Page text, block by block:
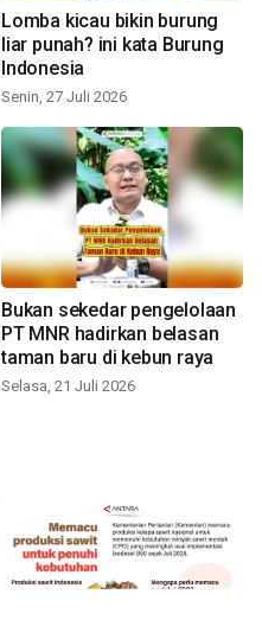
Lomba kicau bikin burung
liar punah? ini kata Burung
Indonesia
Senin, 27 Juli 2026
Bukan sekedar pengelolaan
PT MNR hadirkan belasan
taman baru di kebun raya
Selasa, 21 Juli 2026